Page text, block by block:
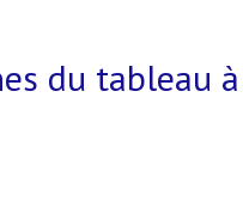
du tableau